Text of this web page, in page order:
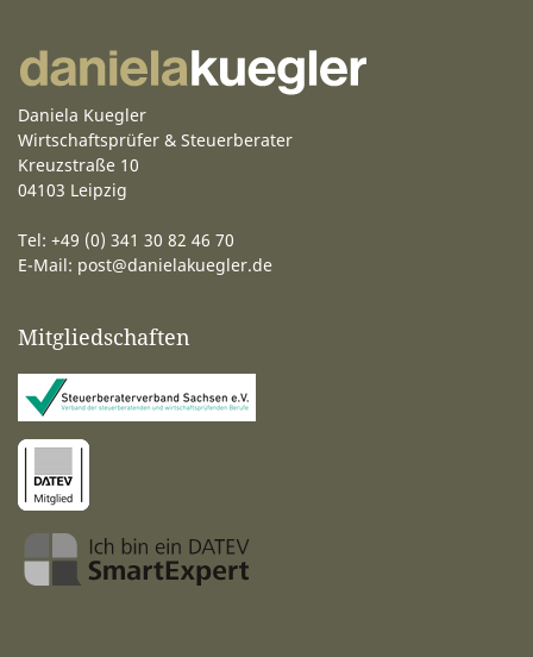
Daniela Kuegler
Wirtschaftsprüfer & Steuerberater
Kreuzstraße 10
04103 Leipzig
Tel: +49 (0) 341 30 82 46 70
E-Mail: post@danielakuegler.de
Mitgliedschaften